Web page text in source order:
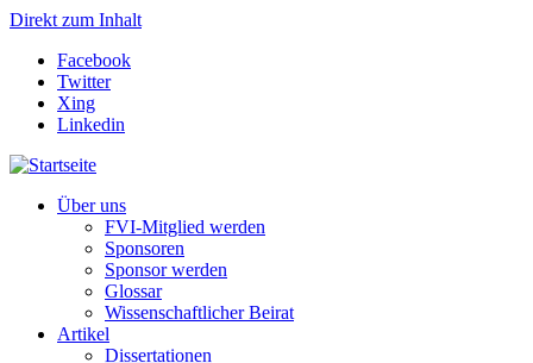
Direkt zum Inhalt
Facebook
Twitter
Xing
Linkedin
Über uns
FVI-Mitglied werden
Sponsoren
Sponsor werden
Glossar
Wissenschaftlicher Beirat
Artikel
Dissertationen